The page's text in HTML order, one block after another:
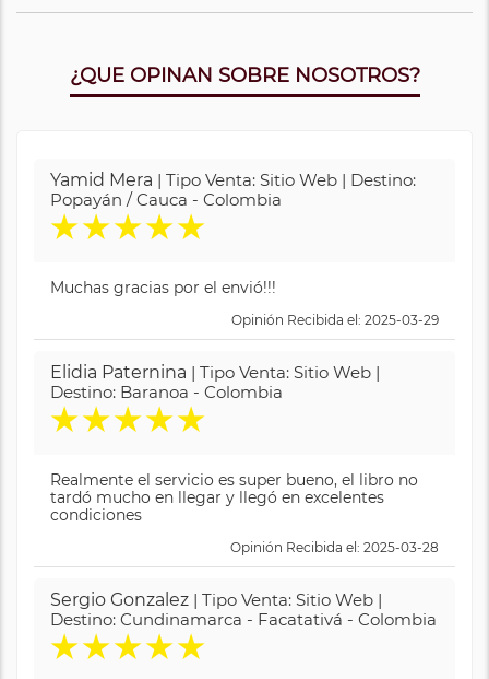
¿QUE OPINAN SOBRE NOSOTROS?
Yamid Mera | Tipo Venta: Sitio Web | Destino:
Popayán / Cauca - Colombia
★★★★★
Muchas gracias por el envió!!!
Opinión Recibida el: 2025-03-29
Elidia Paternina | Tipo Venta: Sitio Web |
Destino: Baranoa - Colombia
★★★★★
Realmente el servicio es super bueno, el libro no
tardó mucho en llegar y llegó en excelentes
condiciones
Opinión Recibida el: 2025-03-28
Sergio Gonzalez | Tipo Venta: Sitio Web |
Destino: Cundinamarca - Facatativá - Colombia
★★★★★